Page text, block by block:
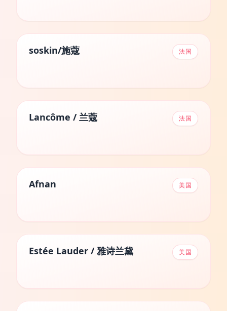
soskin/施蔻 法国
Lancôme / 兰蔻 法国
Afnan 美国
Estée Lauder / 雅诗兰黛 美国